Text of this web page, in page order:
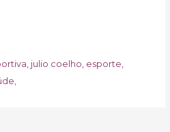
julio coelho, esporte,